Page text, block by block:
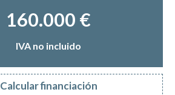
160.000 €
IVA no incluido
Calcular financiación